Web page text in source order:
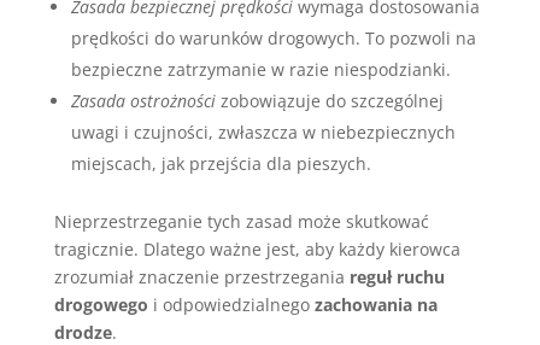
Zasada bezpiecznej prędkościwymaga dostosowania
prędkości do warunków drogowych. To pozwoli na
bezpieczne zatrzymanie w razie niespodzianki.
Zasada ostrożnościzobowiązuje do szczególnej
uwagi i czujności, zwłaszcza w niebezpiecznych
miejscach, jak przejścia dla pieszych.
Nieprzestrzeganie tych zasad może skutkować
tragicznie. Dlatego ważne jest, aby każdy kierowca
zrozumiał znaczenie przestrzegania reguł ruchu
drogowego i odpowiedzialnego zachowania na
drodze.